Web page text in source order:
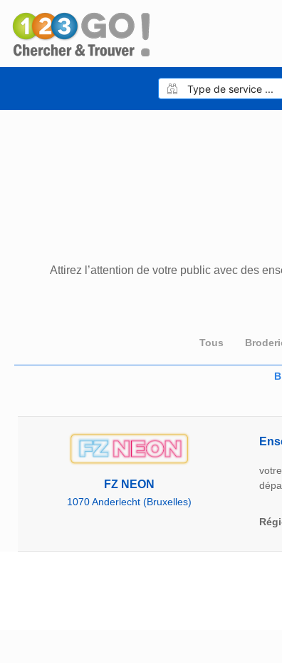
Attirez l’attention de votre public avec des
Tous
FZ NEON
1070 Anderlecht (Bruxelles)